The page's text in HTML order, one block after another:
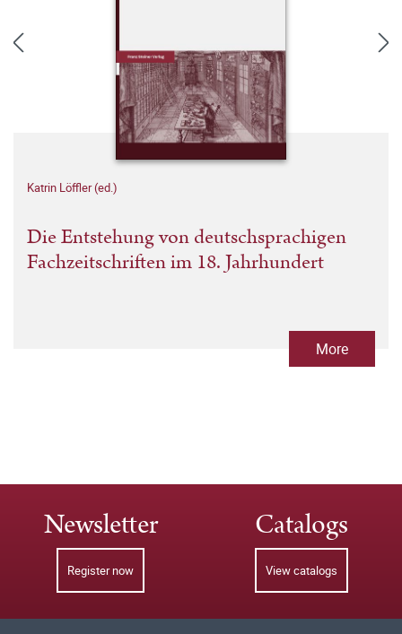
Katrin Löffler (ed.)
Die Entstehung von deutschsprachigen
Fachzeitschriften im 18. Jahrhundert
More
Newsletter
Register now
Catalogs
View catalogs